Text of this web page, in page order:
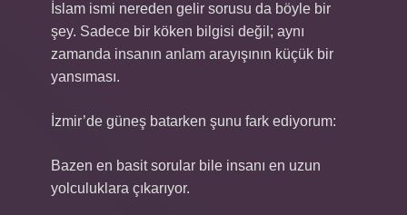
İslam ismi nereden gelir sorusu da böyle bir
şey. Sadece bir köken bilgisi değil; aynı
zamanda insanın anlam arayışının küçük bir
yansıması.
İzmir’de güneş batarken şunu fark ediyorum:
Bazen en basit sorular bile insanı en uzun
yolculuklara çıkarıyor.